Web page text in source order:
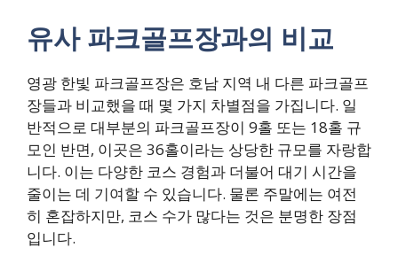
유사 파크골프장과의 비교
영광 한빛 파크골프장은 호남 지역 내 다른 파크골프
장들과 비교했을 때 몇 가지 차별점을 가집니다. 일
반적으로 대부분의 파크골프장이 9홀 또는 18홀 규
모인 반면, 이곳은 36홀이라는 상당한 규모를 자랑합
니다. 이는 다양한 코스 경험과 더불어 대기 시간을
줄이는 데 기여할 수 있습니다. 물론 주말에는 여전
히 혼잡하지만, 코스 수가 많다는 것은 분명한 장점
입니다.